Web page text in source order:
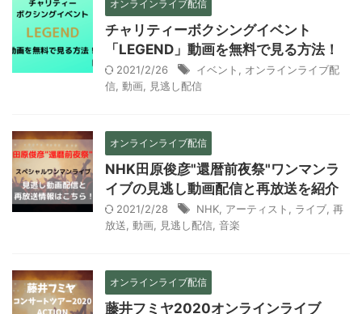
オンラインライブ配信
チャリティーボクシングイベント
「LEGEND」動画を無料で見る方法！
2021/2/26 イベント
オンラインライブ配
信 動画 見逃し配信
オンラインライブ配信
NHK田原俊彦"還暦前夜祭"ワンマンラ
イブの見逃し動画配信と再放送を紹介
2021/2/28 NHK アーティスト ライブ 再
放送 動画 見逃し配信 音楽
オンラインライブ配信
藤井フミヤ2020オンラインライブ